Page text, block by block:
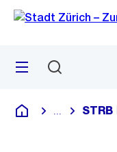
Navigation
Sprunglink
Menü
Deutsch
Blende alle